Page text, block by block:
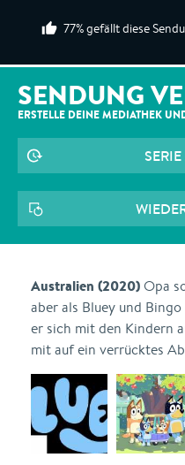
77% gefällt diese
SENDUNG
ERSTELLE DEINE MEDIATHEK
Australien (2020)Opa
aber als Bluey und
er sich mit den Kindern
mit auf ein verrücktes